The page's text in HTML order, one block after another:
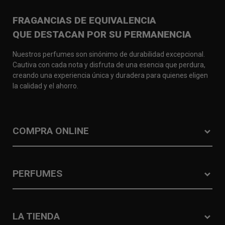
FRAGANCIAS DE EQUIVALENCIA
QUE DESTACAN POR SU PERMANENCIA
Nuestros perfumes son sinónimo de durabilidad excepcional.
Cautiva con cada nota y disfruta de una esencia que perdura,
creando una experiencia única y duradera para quienes eligen
la calidad y el ahorro.
COMPRA ONLINE
PERFUMES
LA TIENDA